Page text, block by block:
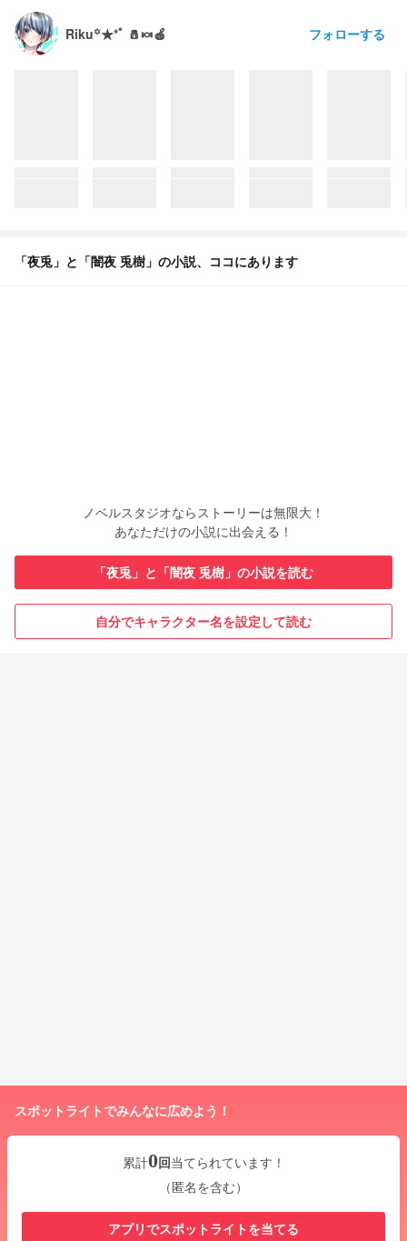
Riku꙳★*ﾟ 🧂🍬🍎 フォローする
「夜兎」と「闇夜 兎樹」の小説、ココにあります
ノベルスタジオならストーリーは無限大！
あなただけの小説に出会える！
「夜兎」と「闇夜 兎樹」の小説を読む
自分でキャラクター名を設定して読む
スポットライトでみんなに広めよう！
累計0回当てられています！
（匿名を含む）
アプリでスポットライトを当てる